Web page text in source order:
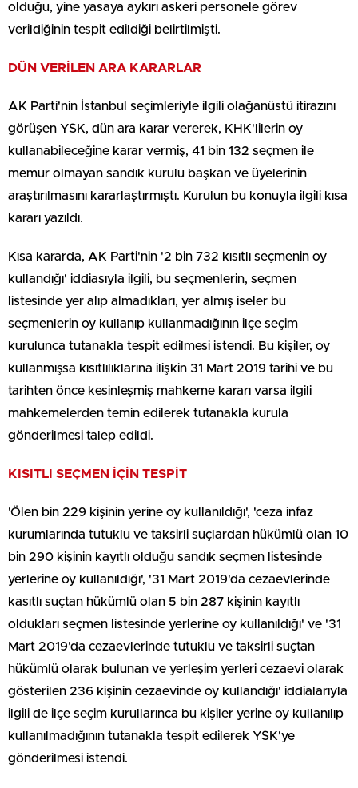
olduğu, yine yasaya aykırı askeri personele görev
verildiğinin tespit edildiği belirtilmişti.
DÜN VERİLEN ARA KARARLAR
AK Parti'nin İstanbul seçimleriyle ilgili olağanüstü itirazını
görüşen YSK, dün ara karar vererek, KHK'lilerin oy
kullanabileceğine karar vermiş, 41 bin 132 seçmen ile
memur olmayan sandık kurulu başkan ve üyelerinin
araştırılmasını kararlaştırmıştı. Kurulun bu konuyla ilgili kısa
kararı yazıldı.
Kısa kararda, AK Parti'nin '2 bin 732 kısıtlı seçmenin oy
kullandığı' iddiasıyla ilgili, bu seçmenlerin, seçmen
listesinde yer alıp almadıkları, yer almış iseler bu
seçmenlerin oy kullanıp kullanmadığının ilçe seçim
kurulunca tutanakla tespit edilmesi istendi. Bu kişiler, oy
kullanmışsa kısıtlılıklarına ilişkin 31 Mart 2019 tarihi ve bu
tarihten önce kesinleşmiş mahkeme kararı varsa ilgili
mahkemelerden temin edilerek tutanakla kurula
gönderilmesi talep edildi.
KISITLI SEÇMEN İÇİN TESPİT
'Ölen bin 229 kişinin yerine oy kullanıldığı', 'ceza infaz
kurumlarında tutuklu ve taksirli suçlardan hükümlü olan 10
bin 290 kişinin kayıtlı olduğu sandık seçmen listesinde
yerlerine oy kullanıldığı', '31 Mart 2019'da cezaevlerinde
kasıtlı suçtan hükümlü olan 5 bin 287 kişinin kayıtlı
oldukları seçmen listesinde yerlerine oy kullanıldığı' ve '31
Mart 2019'da cezaevlerinde tutuklu ve taksirli suçtan
hükümlü olarak bulunan ve yerleşim yerleri cezaevi olarak
gösterilen 236 kişinin cezaevinde oy kullandığı' iddialarıyla
ilgili de ilçe seçim kurullarınca bu kişiler yerine oy kullanılıp
kullanılmadığının tutanakla tespit edilerek YSK'ye
gönderilmesi istendi.